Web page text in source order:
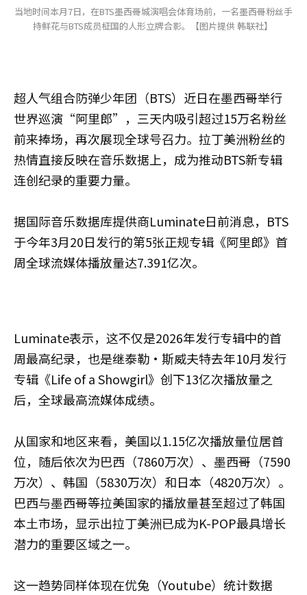
当地时间本月7日，在BTS墨西哥城演唱会体育场前，一名墨西哥粉丝手
持鲜花与BTS成员柾国的人形立牌合影。【图片提供 韩联社】
超人气组合防弹少年团（BTS）近日在墨西哥举行
世界巡演“阿里郎”，三天内吸引超过15万名粉丝
前来捧场，再次展现全球号召力。拉丁美洲粉丝的
热情直接反映在音乐数据上，成为推动BTS新专辑
连创纪录的重要力量。
据国际音乐数据库提供商Luminate日前消息，BTS
于今年3月20日发行的第5张正规专辑《阿里郎》首
周全球流媒体播放量达7.391亿次。
Luminate表示，这不仅是2026年发行专辑中的首
周最高纪录，也是继泰勒·斯威夫特去年10月发行
专辑《Life of a Showgirl》创下13亿次播放量之
后，全球最高流媒体成绩。
从国家和地区来看，美国以1.15亿次播放量位居首
位，随后依次为巴西（7860万次）、墨西哥（7590
万次）、韩国（5830万次）和日本（4820万次）。
巴西与墨西哥等拉美国家的播放量甚至超过了韩国
本土市场，显示出拉丁美洲已成为K-POP最具增长
潜力的重要区域之一。
这一趋势同样体现在优兔（Youtube）统计数据